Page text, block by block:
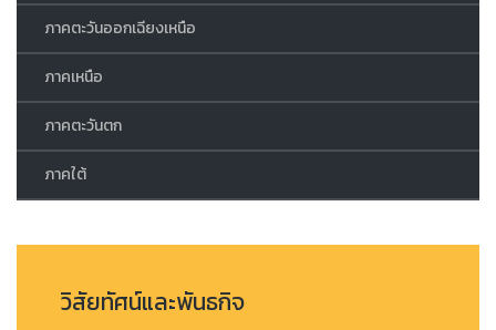
ภาคตะวันออกเฉียงเหนือ
ภาคเหนือ
ภาคตะวันตก
ภาคใต้
วิสัยทัศน์และพันธกิจ